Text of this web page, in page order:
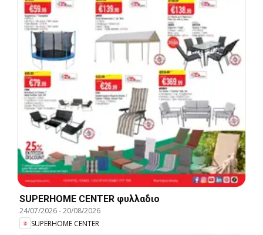
SUPERHOME CENTER φυλλαδιο
24/07/2026-20/08/2026
SUPERHOME CENTER